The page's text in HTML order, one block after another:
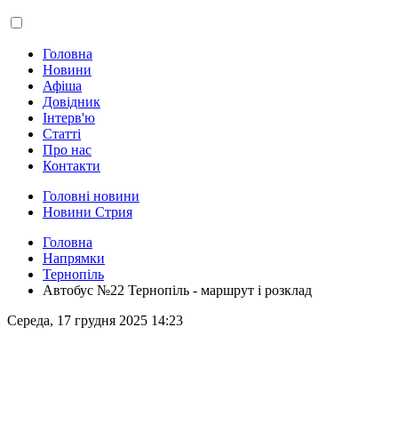
Головна
Новини
Афіша
Довідник
Інтерв'ю
Статті
Про нас
Контакти
Головні новини
Новини Стрия
Головна
Напрямки
Тернопіль
Автобус №22 Тернопіль - маршрут і розклад
Середа, 17 грудня 2025 14:23